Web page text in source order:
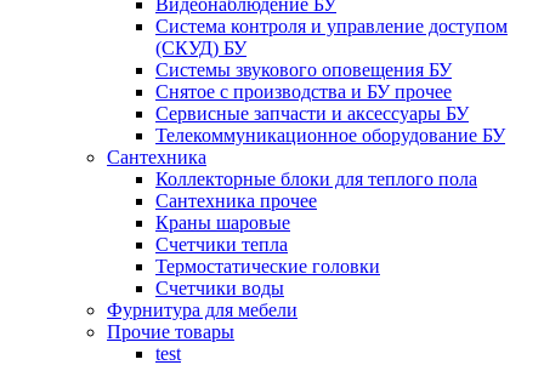
Видеонаблюдение БУ
Система контроля и управление доступом
(СКУД) БУ
Системы звукового оповещения БУ
Снятое с производства и БУ прочее
Сервисные запчасти и аксессуары БУ
Телекоммуникационное оборудование БУ
Сантехника
Коллекторные блоки для теплого пола
Сантехника прочее
Краны шаровые
Счетчики тепла
Термоcтатические головки
Счетчики воды
Фурнитура для мебели
Прочие товары
test